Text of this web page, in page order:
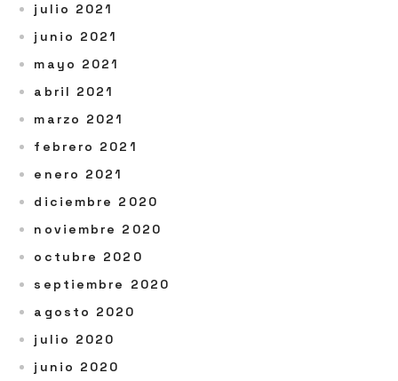
julio 2021
junio 2021
mayo 2021
abril 2021
marzo 2021
febrero 2021
enero 2021
diciembre 2020
noviembre 2020
octubre 2020
septiembre 2020
agosto 2020
julio 2020
junio 2020